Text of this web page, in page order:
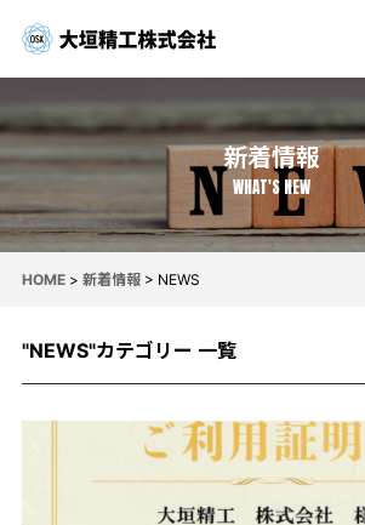
新着情報
WHAT'S NEW
HOME> 新着情報> NEWS
"NEWS"カテゴリー 一覧